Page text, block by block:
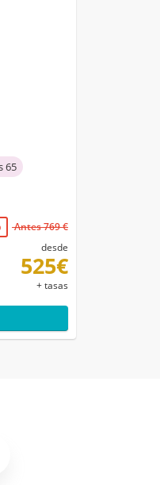
65
Antes 769 €
desde
525€
+ tasas